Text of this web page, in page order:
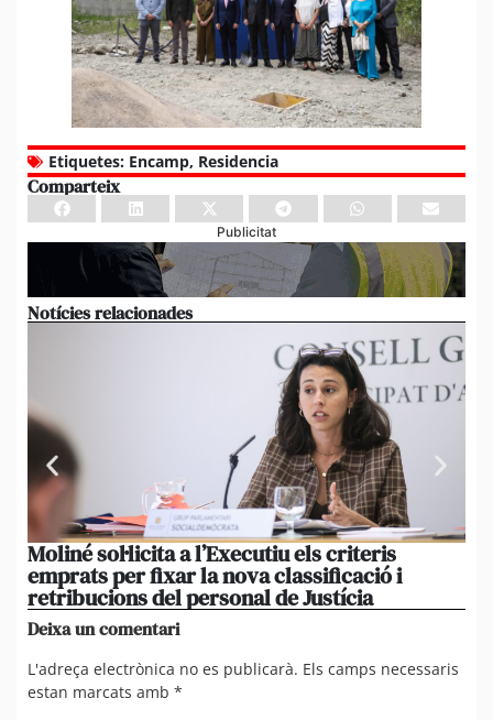
Etiquetes: Encamp, Residencia
Comparteix
Publicitat
Notícies relacionades
Moliné sol·licita a l’Executiu els criteris
emprats per fixar la nova classificació i
retribucions del personal de Justícia
Deixa un comentari
L'adreça electrònica no es publicarà. Els camps necessaris
estan marcats amb *